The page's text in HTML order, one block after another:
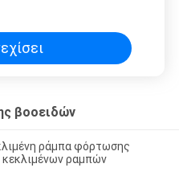
βοοειδών
ράμπα φόρτωσης
ραμπών